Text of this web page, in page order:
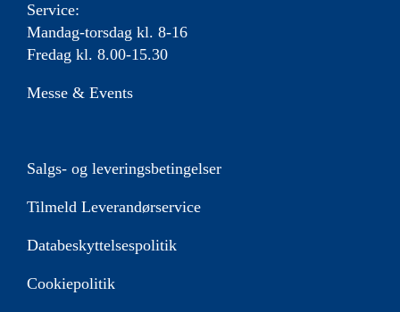
Service:
Mandag-torsdag kl. 8-16
Fredag kl. 8.00-15.30
Messe & Events
Salgs- og leveringsbetingelser
Tilmeld Leverandørservice
Databeskyttelsespolitik
Cookiepolitik